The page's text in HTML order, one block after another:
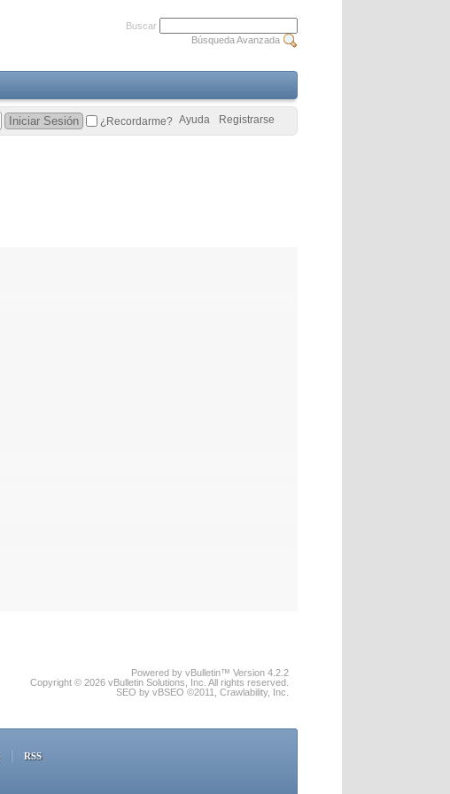
Powered by vBulletin™ Version 4.2.2
Copyright © 2026 vBulletin Solutions, Inc. All rights reserved.
SEO by vBSEO ©2011, Crawlability, Inc.
RSS
Buscar
Búsqueda Avanzada
Registrarse
Ayuda
¿Recordarme?